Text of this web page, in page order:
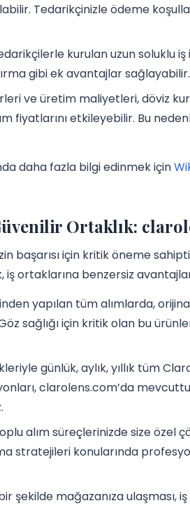
Tedarikçinizle ödeme
kurulan uzun soluklu iş
gibi ek avantajlar sağlayabilir.
ve üretim maliyetleri, döviz
fiyatlarını etkileyebilir. Bu
daha fazla bilgi edinmek için
Ortaklık:
başarısı için kritik öneme
ortaklarına benzersiz
yapılan tüm alımlarda,
sağlığı için kritik olan bu
günlük, aylık, yıllık tüm
clarolens.com’da
alım süreçlerinizde size özel
stratejileri konularında
şekilde mağazanıza ulaşması,